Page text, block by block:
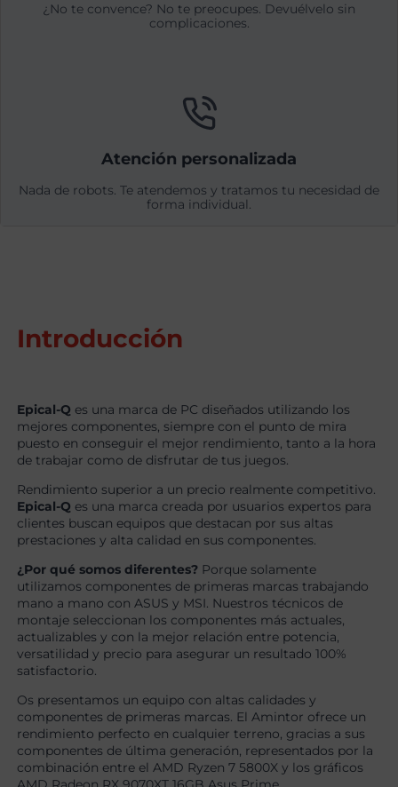
¿No te convence? No te preocupes. Devuélvelo sin
complicaciones.
Atención personalizada
Nada de robots. Te atendemos y tratamos tu necesidad de
forma individual.
Introducción
Epical-Q es una marca de PC diseñados utilizando los
mejores componentes, siempre con el punto de mira
puesto en conseguir el mejor rendimiento, tanto a la hora
de trabajar como de disfrutar de tus juegos.
Rendimiento superior a un precio realmente competitivo.
Epical-Q es una marca creada por usuarios expertos para
clientes buscan equipos que destacan por sus altas
prestaciones y alta calidad en sus componentes.
¿Por qué somos diferentes? Porque solamente
utilizamos componentes de primeras marcas trabajando
mano a mano con ASUS y MSI. Nuestros técnicos de
montaje seleccionan los componentes más actuales,
actualizables y con la mejor relación entre potencia,
versatilidad y precio para asegurar un resultado 100%
satisfactorio.
Os presentamos un equipo con altas calidades y
componentes de primeras marcas. El Amintor ofrece un
rendimiento perfecto en cualquier terreno, gracias a sus
componentes de última generación, representados por la
combinación entre el AMD Ryzen 7 5800X y los gráficos